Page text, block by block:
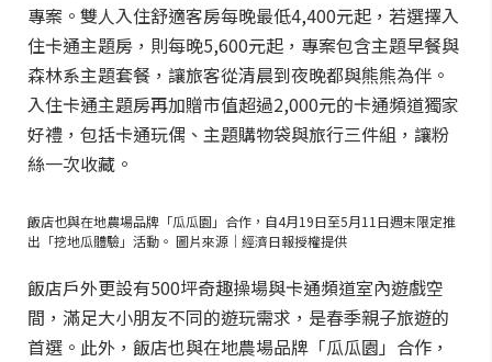
專案。雙人入住舒適客房每晚最低4,400元起，若選擇入
住卡通主題房，則每晚5,600元起，專案包含主題早餐與
森林系主題套餐，讓旅客從清晨到夜晚都與熊熊為伴。
入住卡通主題房再加贈市值超過2,000元的卡通頻道獨家
好禮，包括卡通玩偶、主題購物袋與旅行三件組，讓粉
絲一次收藏。
飯店也與在地農場品牌「瓜瓜園」合作，自4月19日至5月11日週末限定推
出「挖地瓜體驗」活動。 圖片來源｜經濟日報授權提供
飯店戶外更設有500坪奇趣操場與卡通頻道室內遊戲空
間，滿足大小朋友不同的遊玩需求，是春季親子旅遊的
首選。此外，飯店也與在地農場品牌「瓜瓜園」合作，